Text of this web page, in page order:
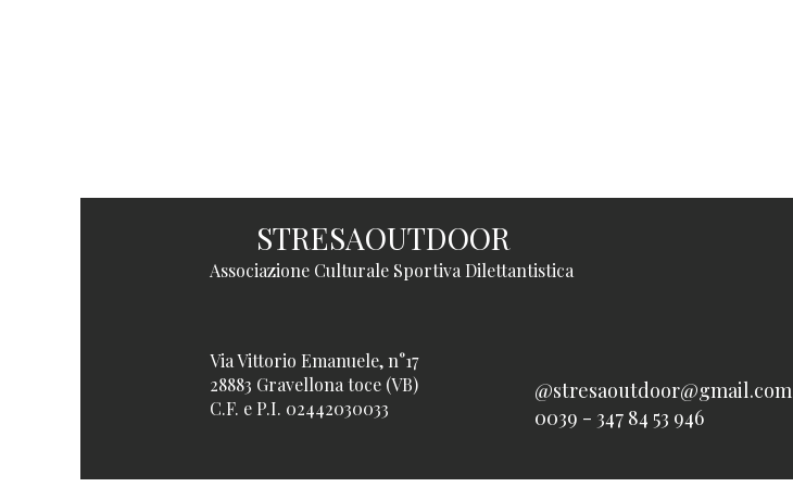
STRESAOUTDOOR
Associazione Culturale Sportiva Dilettantistica
Via Vittorio Emanuele, n°17
28883 Gravellona toce (VB)
C.F. e P.I. 02442030033
@stresaoutdoor@gmail.com
0039 - 347 84 53 946